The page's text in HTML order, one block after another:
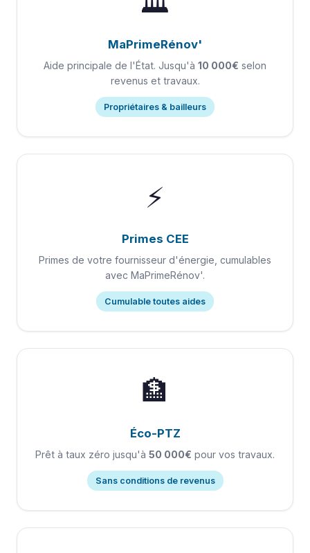
MaPrimeRénov'
Aide principale de l'État. Jusqu'à 10 000€ selon
revenus et travaux.
Propriétaires & bailleurs
⚡
Primes CEE
Primes de votre fournisseur d'énergie, cumulables
avec MaPrimeRénov'.
Cumulable toutes aides
🏦
Éco-PTZ
Prêt à taux zéro jusqu'à 50 000€ pour vos travaux.
Sans conditions de revenus